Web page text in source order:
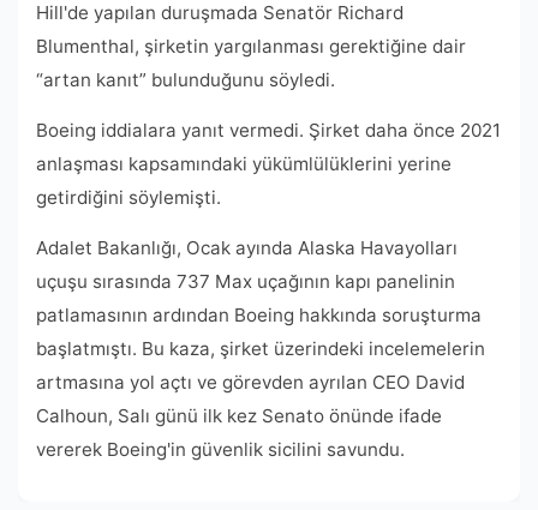
Hill'de yapılan duruşmada Senatör Richard
Blumenthal, şirketin yargılanması gerektiğine dair
“artan kanıt” bulunduğunu söyledi.
Boeing iddialara yanıt vermedi. Şirket daha önce 2021
anlaşması kapsamındaki yükümlülüklerini yerine
getirdiğini söylemişti.
Adalet Bakanlığı, Ocak ayında Alaska Havayolları
uçuşu sırasında 737 Max uçağının kapı panelinin
patlamasının ardından Boeing hakkında soruşturma
başlatmıştı. Bu kaza, şirket üzerindeki incelemelerin
artmasına yol açtı ve görevden ayrılan CEO David
Calhoun, Salı günü ilk kez Senato önünde ifade
vererek Boeing'in güvenlik sicilini savundu.